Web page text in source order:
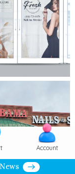
Account